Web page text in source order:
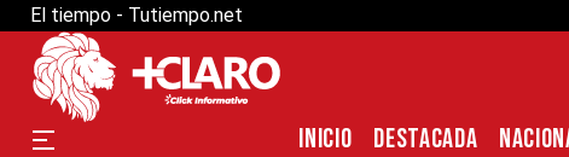
El tiempo - Tutiempo.net
INICIO DESTACADA